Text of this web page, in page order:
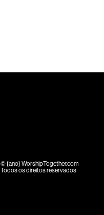
© {ano} WorshipTogether.com
Todos os direitos reservados